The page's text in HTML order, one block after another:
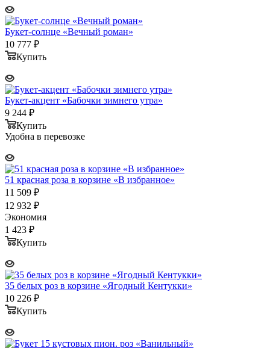
Букет-солнце «Вечный роман»
10 777 ₽
Купить
Букет-акцент «Бабочки зимнего утра»
9 244 ₽
Купить
Удобна в перевозке
51 красная роза в корзине «В избранное»
11 509 ₽
12 932 ₽
Экономия
1 423 ₽
Купить
35 белых роз в корзине «Ягодный Кентукки»
10 226 ₽
Купить